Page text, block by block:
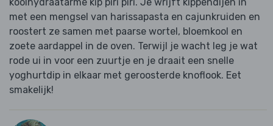
koolhydraatarme kip piri piri. Je wrijft kippendijen in
met een mengsel van harissapasta en cajunkruiden en
roostert ze samen met paarse wortel, bloemkool en
zoete aardappel in de oven. Terwijl je wacht leg je wat
rode ui in voor een zuurtje en je draait een snelle
yoghurtdip in elkaar met geroosterde knoflook. Eet
smakelijk!